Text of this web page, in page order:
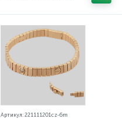
Артикул: 221111201cz-6m